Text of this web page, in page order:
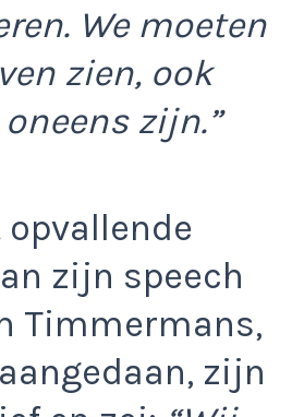
We moeten
zien, ook
zijn.”
zijn speech
Timmermans,
zijn